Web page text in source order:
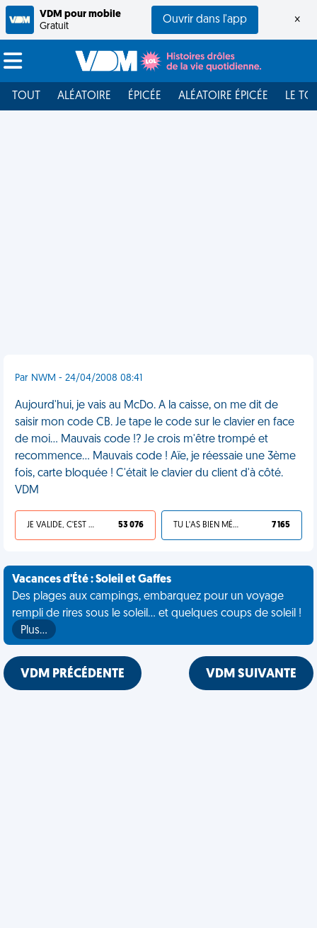
VDM pour mobile
Gratuit
Ouvrir dans l'app ×
TOUT ALÉATOIRE ÉPICÉE ALÉATOIRE ÉPICÉE LE
Par NWM - 24/04/2008 08:41
Aujourd'hui, je vais au McDo. A la caisse, on me dit de
saisir mon code CB. Je tape le code sur le clavier en face
de moi... Mauvais code !? Je crois m'être trompé et
recommence... Mauvais code ! Aïe, je réessaie une 3ème
fois, carte bloquée ! C'était le clavier du client d'à côté.
VDM
JE VALIDE, C'EST UNE VDM 53 076 TU L'AS BIEN MÉRITÉ 7 165
Vacances d'Été : Soleil et Gaffes
Des plages aux campings, embarquez pour un voyage
rempli de rires sous le soleil... et quelques coups de soleil !
Plus…
VDM PRÉCÉDENTE VDM SUIVANTE